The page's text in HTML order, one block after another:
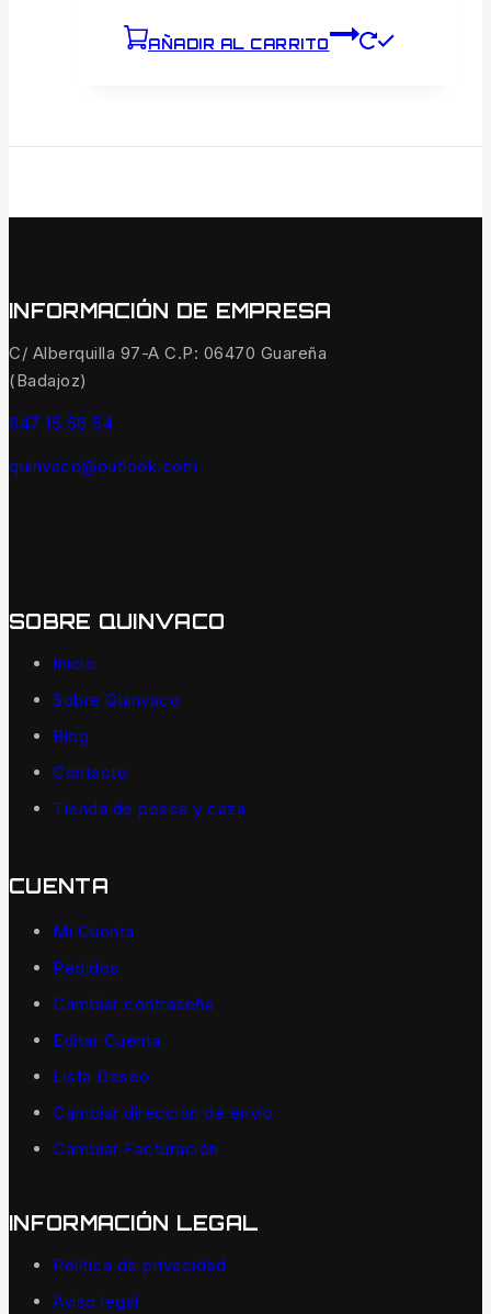
AÑADIR AL CARRITO
INFORMACIÓN DE EMPRESA
C/ Alberquilla 97-A C.P: 06470 Guareña
(Badajoz)
647 15 56 54
quinvaco@outlook.com
SOBRE QUINVACO
Inicio
Sobre Quinvaco
Blog
Contacto
Tienda de pesca y caza
CUENTA
Mi Cuenta
Pedidos
Cambiar contraseña
Editar Cuenta
Lista Deseo
Cambiar dirección de envío
Cambiar Facturación
INFORMACIÓN LEGAL
Política de privacidad
Aviso legal